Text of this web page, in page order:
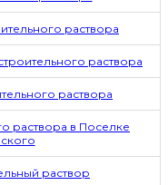
раствора
раствора
раствора
раствора в Поселке
раствор